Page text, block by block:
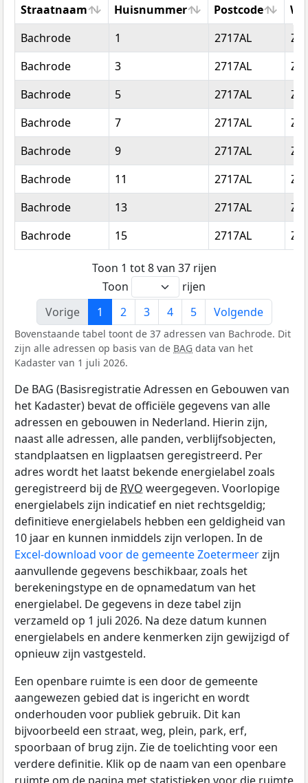
Straatnaam Huisnummer Postcode
Straatnaam
Huisnummer Postcode
Bachrode 1 2717AL
Bachrode
3 2717AL
Bachrode
5 2717AL
Bachrode
7 2717AL
Bachrode
9 2717AL
Bachrode
11 2717AL
Bachrode
13 2717AL
Bachrode
15 2717AL
Toon 1 tot 8 van 37 rijen
Toon
rijen
Vorige
1 2 3 4 5 Volgende
Bovenstaande tabel toont de 37 adressen van Bachrode. Dit
zijn alle adressen op basis van de BAG data van het
Kadaster van 1 juli 2026.
De BAG (Basisregistratie Adressen en Gebouwen van
het Kadaster) bevat de officiële gegevens van alle
adressen en gebouwen in Nederland. Hierin zijn,
naast alle adressen, alle panden, verblijfsobjecten,
standplaatsen en ligplaatsen geregistreerd. Per
adres wordt het laatst bekende energielabel zoals
geregistreerd bij de RVO weergegeven. Voorlopige
energielabels zijn indicatief en niet rechtsgeldig;
definitieve energielabels hebben een geldigheid van
10 jaar en kunnen inmiddels zijn verlopen. In de
Excel-download voor de gemeente Zoetermeerzijn
aanvullende gegevens beschikbaar, zoals het
berekeningstype en de opnamedatum van het
energielabel. De gegevens in deze tabel zijn
verzameld op 1 juli 2026. Na deze datum kunnen
energielabels en andere kenmerken zijn gewijzigd of
opnieuw zijn vastgesteld.
Een openbare ruimte is een door de gemeente
aangewezen gebied dat is ingericht en wordt
onderhouden voor publiek gebruik. Dit kan
bijvoorbeeld een straat, weg, plein, park, erf,
spoorbaan of brug zijn. Zie de toelichting voor een
verdere definitie. Klik op de naam van een openbare